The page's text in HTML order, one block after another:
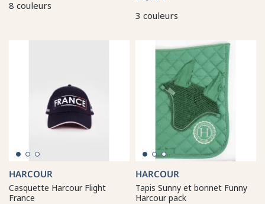
8 couleurs
3 couleurs
HARCOUR
Casquette Harcour Flight
France
HARCOUR
Tapis Sunny et bonnet Funny
Harcour pack